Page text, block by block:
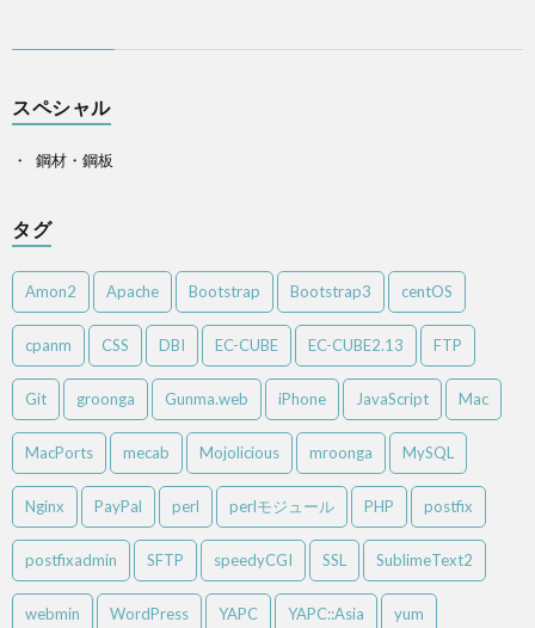
スペシャル
鋼材・鋼板
タグ
Amon2 Apache Bootstrap Bootstrap3 centOS
cpanm CSS DBI EC-CUBE EC-CUBE2.13 FTP
Git groonga Gunma.web iPhone JavaScript Mac
MacPorts mecab Mojolicious mroonga MySQL
Nginx PayPal perl perlモジュール PHP postfix
postfixadmin SFTP speedyCGI SSL SublimeText2
webmin WordPress YAPC YAPC::Asia yum